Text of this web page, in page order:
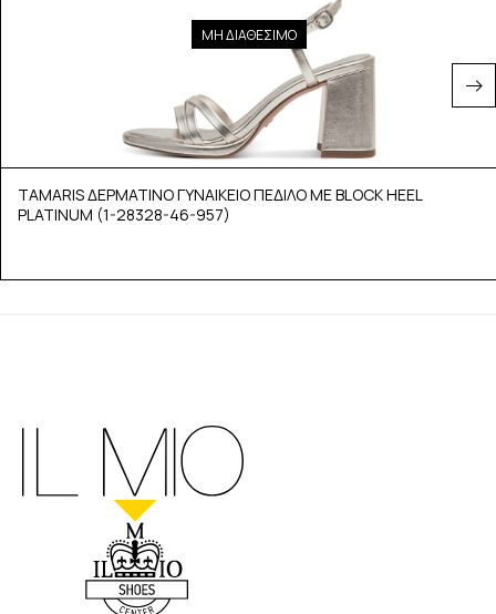
ΜΗ ΔΙΑΘΕΣΙΜΟ
TAMARIS ΔΕΡΜΑΤΙΝΟ ΓΥΝΑΙΚΕΙΟ ΠΕΔΙΛΟ ΜΕ BLOCK HEEL
PLATINUM (1-28328-46-957)